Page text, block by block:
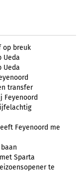
op breuk
Ueda
Ueda
transfer
Feyenoord
Feyenoord me
Sparta
te